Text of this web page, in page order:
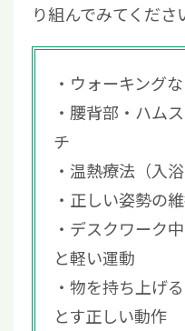
り組んでみてくださ
ウォーキング
腰背部・ハム
チ
温熱療法（入
正しい姿勢の
デスクワーク
と軽い運動
物を持ち上げ
とす正しい動作